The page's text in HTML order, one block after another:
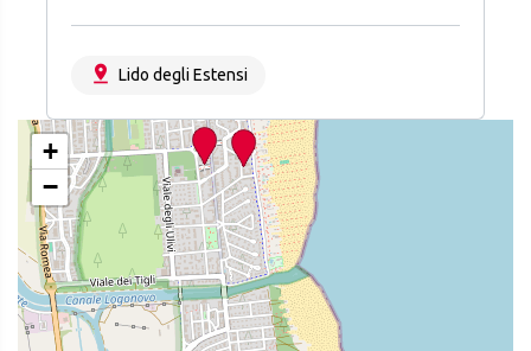
Lido degli Estensi
+
−